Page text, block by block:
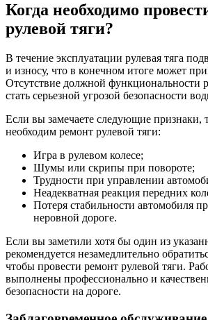
Когда необходимо
рулевой тяги?
В течение эксплуатации рулевая тяга
и износу, что в конечном итоге может
Отсутствие должной функциональности
стать серьезной угрозой безопасности
Если вы замечаете следующие признаки,
необходим ремонт рулевой тяги:
Игра в рулевом колесе;
Шумы или скрипы при повороте;
Трудности при управлении
Неадекватная реакция передних
Потеря стабильности автомобиля
неровной дороге.
Если вы заметили хотя бы один из
рекомендуется незамедлительно
чтобы провести ремонт рулевой тяги.
выполнены профессионально и
безопасности на дороге.